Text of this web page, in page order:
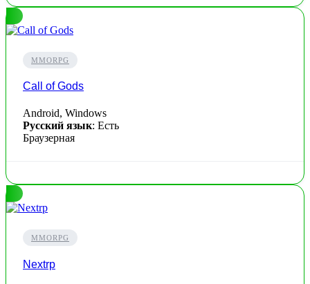
MMORPG
Call of Gods
Android, Windows
Русский язык: Есть
Браузерная
MMORPG
Nextrp